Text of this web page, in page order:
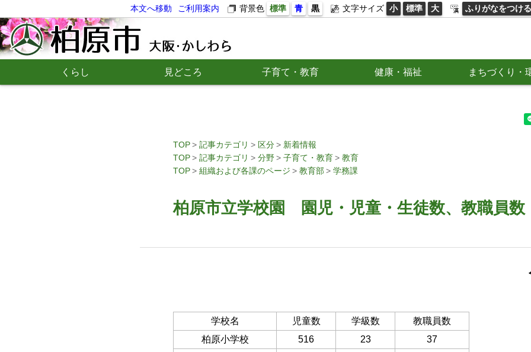
本文へ移動 ご利用案内 背景色 標準 青 黒 文字サイズ 小 標準 大 ふりがなをつける
くらし 見どころ 子育て・教育 健康・福祉 まちづくり・
TOP 記事カテゴリ 区分
新着情報
TOP
記事カテゴリ 分野 子育て・教育
教育
TOP
組織および各課のページ 教育部 学務課
柏原市立学校園 園児・児童・生徒数、教職員数
学校名 児童数 学級数
教職員数
柏原小学校
516 23
37